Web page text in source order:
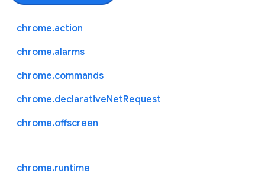
chrome.action
chrome.alarms
chrome.commands
chrome.declarativeNetRequest
chrome.offscreen
chrome.runtime